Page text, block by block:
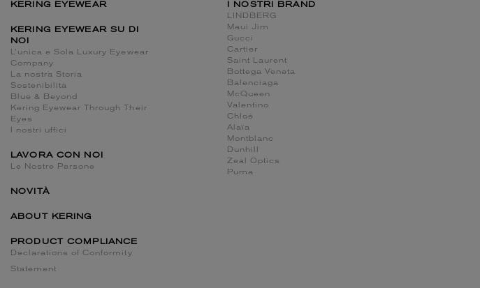
KERING EYEWEAR
KERING EYEWEAR SU DI
NOI
L’unica e Sola Luxury Eyewear
Company
La nostra Storia
Sostenibilità
Blue & Beyond
Kering Eyewear Through Their
Eyes
I nostri uffici
LAVORA CON NOI
Le Nostre Persone
NOVITÀ
ABOUT KERING
PRODUCT COMPLIANCE
Declarations of Conformity
Statement
I NOSTRI BRAND
LINDBERG
Maui Jim
Gucci
Cartier
Saint Laurent
Bottega Veneta
Balenciaga
McQueen
Valentino
Chloé
Alaïa
Montblanc
Dunhill
Zeal Optics
Puma